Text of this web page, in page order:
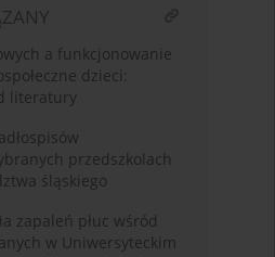
a funkcjonowanie
dzieci:
literatury
przedszkolach
śląskiego
zapaleń płuc wśród
w Uniwersyteckim